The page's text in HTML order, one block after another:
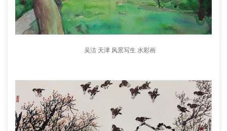
吴洁 天津 风景写生 水彩画